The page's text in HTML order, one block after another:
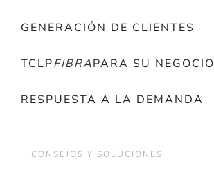
GENERACIÓN DE CLIENTES
TCLPFIBRAPARA SU NEGOCIO
RESPUESTA A LA DEMANDA
CONSEJOS Y SOLUCIONES